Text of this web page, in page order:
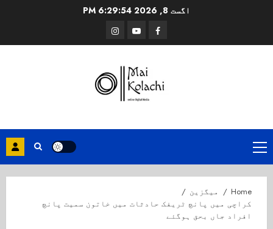
اگست 8, 2026 6:29:54 PM
Facebook
Youtube
Instagram
Primary
Menu
Home
میگزین
کراچی میں پانچ ٹریفک حادثات میں خاتون سمیت پانچ
افراد جاں بحق ہوگئے